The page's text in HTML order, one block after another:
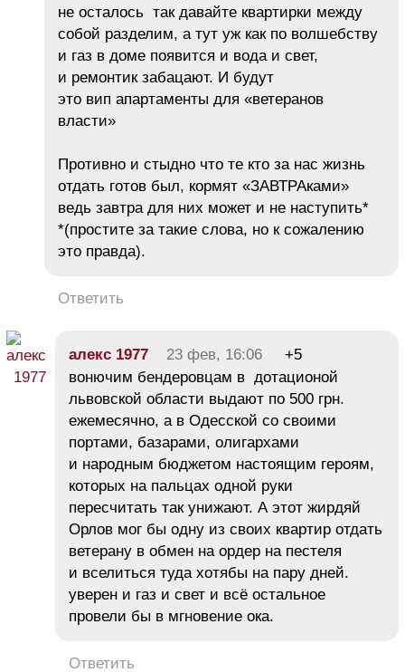
не осталось так давайте квартирки между
собой разделим, а тут уж как по волшебству
и газ в доме появится и вода и свет,
и ремонтик забацают. И будут
это вип апартаменты для «ветеранов
власти»
Противно и стыдно что те кто за нас жизнь
отдать готов был, кормят «ЗАВТРАками»
ведь завтра для них может и не наступить*
*(простите за такие слова, но к сожалению
это правда).
Ответить
алекс 1977 23 фев, 16:06
+5
вонючим бендеровцам в дотационой
львовской области выдают по 500 грн.
ежемесячно, а в Одесской со своими
портами, базарами, олигархами
и народным бюджетом настоящим героям,
которых на пальцах одной руки
пересчитать так унижают. А этот жирдяй
Орлов мог бы одну из своих квартир отдать
ветерану в обмен на ордер на пестеля
и вселиться туда хотябы на пару дней.
уверен и газ и свет и всё остальное
провели бы в мгновение ока.
Ответить